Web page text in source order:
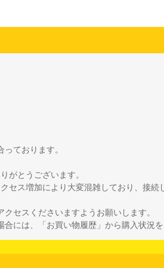
ております。
がとうございます。
セス増加により大変混雑しており、接続
セスくださいますようお願いします。
には、「お買い物履歴」から購入状況を